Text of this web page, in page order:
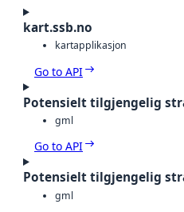
kart.ssb.no
kartapplikasjon
Go to API
Potensielt tilgjengelig
gml
Go to API
Potensielt tilgjengelig
gml